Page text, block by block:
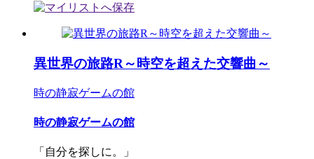
異世界の旅路R～時空を超えた交響曲～
時の静寂ゲームの館
時の静寂ゲームの館
「自分を探しに。」